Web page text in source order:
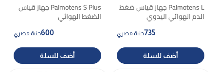
Palmotens L جهاز قياس ضغط
الدم الهوائي اليدوي
جنية مصري735
أضف للسلة
Palmotens S Plus جهاز قياس
الضغط الهوائي
جنية مصري600
أضف للسلة